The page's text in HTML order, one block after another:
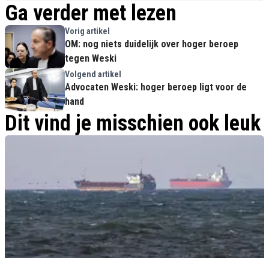
Ga verder met lezen
Vorig artikel
OM: nog niets duidelijk over hoger beroep
tegen Weski
Volgend artikel
Advocaten Weski: hoger beroep ligt voor de
hand
Dit vind je misschien ook leuk